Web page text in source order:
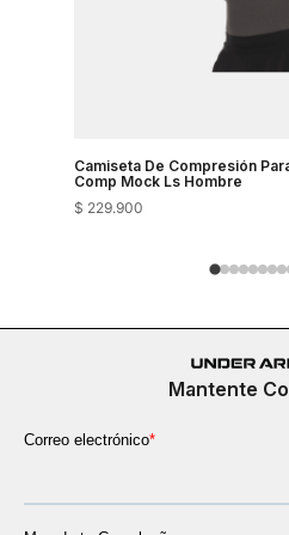
Camiseta De Compresión
Comp Mock Ls Hombre
$ 229.900
Mantente